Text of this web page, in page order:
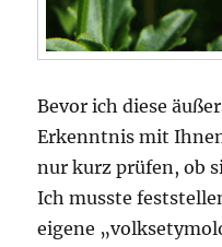
Bevor ich diese
Erkenntnis mit
nur kurz prüfen, ob
Ich musste
eigene